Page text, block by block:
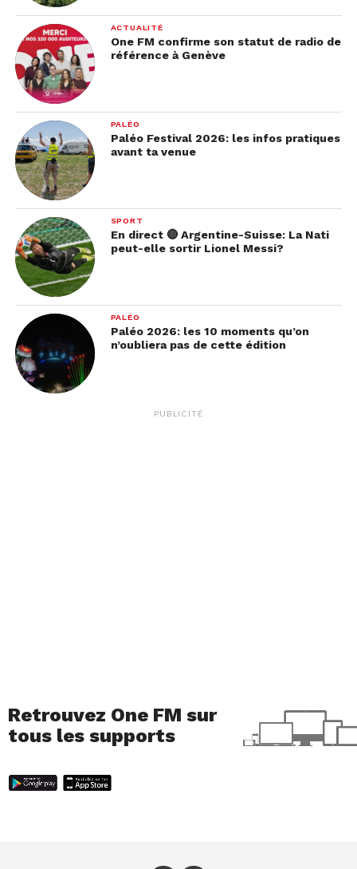
ACTUALITÉ
One FM confirme son statut de radio de
référence à Genève
PALÉO
Paléo Festival 2026: les infos pratiques
avant ta venue
SPORT
En direct 🔴 Argentine-Suisse: La Nati
peut-elle sortir Lionel Messi?
PALÉO
Paléo 2026: les 10 moments qu’on
n’oubliera pas de cette édition
PUBLICITÉ
Retrouvez One FM sur
tous les supports